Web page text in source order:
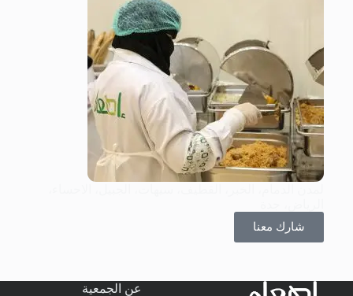
شارك معنا
عن الجمعية